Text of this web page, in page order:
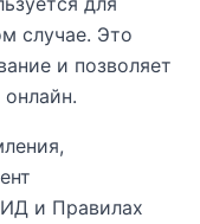
случае. Это
и позволяет
и Правилах